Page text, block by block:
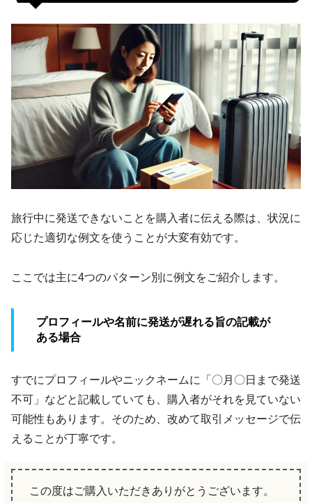
旅行中に発送できないことを購入者に伝える際は、状況に
応じた適切な例文を使うことが大変有効です。
ここでは主に4つのパターン別に例文をご紹介します。
プロフィールや名前に発送が遅れる旨の記載が
ある場合
すでにプロフィールやニックネームに「〇月〇日まで発送
不可」などと記載していても、購入者がそれを見ていない
可能性もあります。そのため、改めて取引メッセージで伝
えることが丁寧です。
この度はご購入いただきありがとうございます。